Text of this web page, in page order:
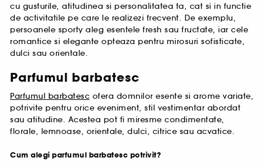
cu gusturile, atitudinea si personalitatea ta, cat si in functie
de activitatile pe care le realizezi frecvent. De exemplu,
persoanele sporty aleg esentele fresh sau fructate, iar cele
romantice si elegante opteaza pentru mirosuri sofisticate,
dulci sau orientale.
Parfumul barbatesc
Parfumul barbatesc ofera domnilor esente si arome variate,
potrivite pentru orice eveniment, stil vestimentar abordat
sau atitudine. Acestea pot fi miresme condimentate,
florale, lemnoase, orientale, dulci, citrice sau acvatice.
Cum alegi parfumul barbatesc potrivit?